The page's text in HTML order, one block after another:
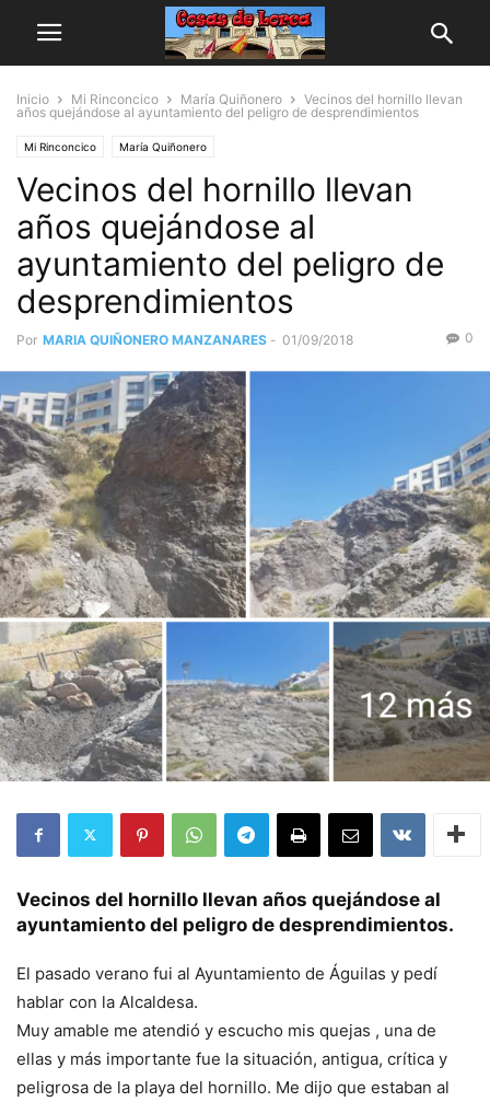
Inicio Mi Rinconcico María Quiñonero
Vecinos del hornillo llevan
años quejándose al ayuntamiento del peligro de desprendimientos
Mi Rinconcico María Quiñonero
Vecinos del hornillo llevan
años quejándose al
ayuntamiento del peligro de
desprendimientos
Por MARIA QUIÑONERO MANZANARES - 01/09/2018 0
Vecinos del hornillo llevan años quejándose al
ayuntamiento del peligro de desprendimientos.
El pasado verano fui al Ayuntamiento de Águilas y pedí
hablar con la Alcaldesa.
Muy amable me atendió y escucho mis quejas , una de
ellas y más importante fue la situación, antigua, crítica y
peligrosa de la playa del hornillo. Me dijo que estaban al